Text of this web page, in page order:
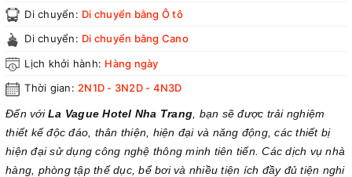
Di chuyển: Di chuyển bằng Ô tô
Di chuyển: Di chuyển bằng Cano
Lịch khởi hành: Hàng ngày
Thời gian: 2N1D - 3N2D - 4N3D
Đến vớiLa Vague Hotel Nha Trang , bạn sẽ được trải nghiệm
thiết kế độc đáo, thân thiện, hiện đại và năng động, các thiết bị
hiện đại sử dụng công nghệ thông minh tiên tiến. Các dịch vụ nhà
hàng, phòng tập thể dục, bể bơi và nhiều tiện ích đầy đủ tiện nghi